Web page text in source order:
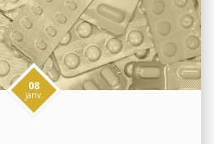
08
janv.